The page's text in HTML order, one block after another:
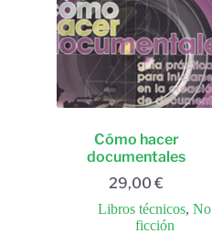
Cómo hacer
documentales
29,00 €
Libros técnicos, No
ficción